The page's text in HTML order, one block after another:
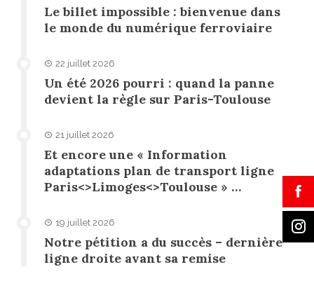
Le billet impossible : bienvenue dans
le monde du numérique ferroviaire
22 juillet 2026
Un été 2026 pourri : quand la panne
devient la règle sur Paris-Toulouse
21 juillet 2026
Et encore une « Information
adaptations plan de transport ligne
Paris<>Limoges<>Toulouse » …
19 juillet 2026
Notre pétition a du succès – dernière
ligne droite avant sa remise